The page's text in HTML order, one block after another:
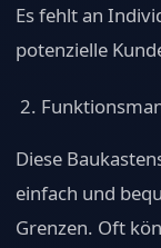
Es fehlt an
potenzielle
Diese
einfach und
Grenzen. Oft